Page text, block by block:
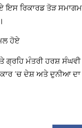
ਇਸ ਰਿਕਾਰਡ ਤੋੜ
ਹੋਏ
ਮੰਤਰੀ ਹਰਸ਼
‘ਚ ਦੇਸ਼ ਅਤੇ ਦੁਨੀਆ ਦਾ